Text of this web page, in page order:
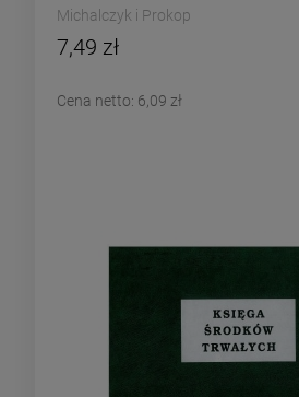
Michalczyk i Prokop
7,49 zł
Cena netto: 6,09 zł